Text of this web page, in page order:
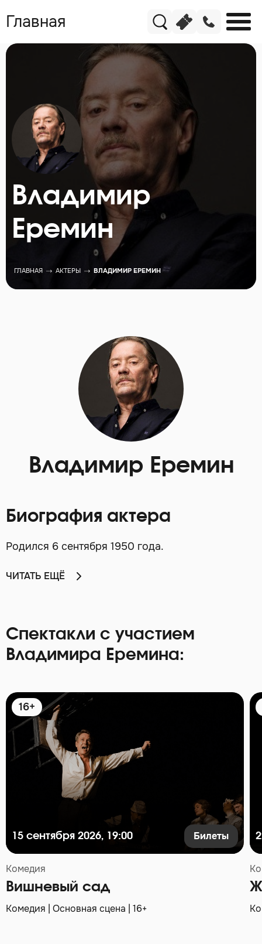
Главная
Владимир
Еремин
ГЛАВНАЯ АКТЕРЫ ВЛАДИМИР ЕРЕМИН
Владимир Еремин
Биография актера
Родился 6 сентября 1950 года.
ЧИТАТЬ ЕЩЁ
Спектакли с участием
Владимира Еремина:
16+
15 сентября 2026, 19:00 Билеты
Комедия
Вишневый сад
Комедия | Основная сцена | 16+